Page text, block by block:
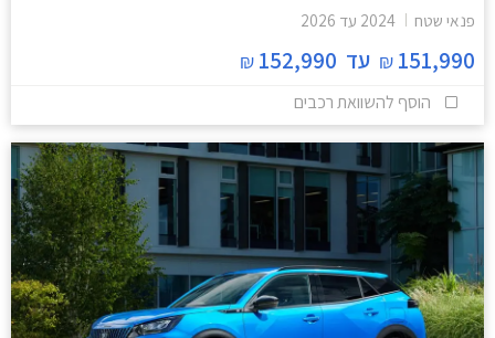
פנאי שטח 2024 עד 2026
151,990
₪ עד 152,990
₪
הוסף להשוואת רכבים